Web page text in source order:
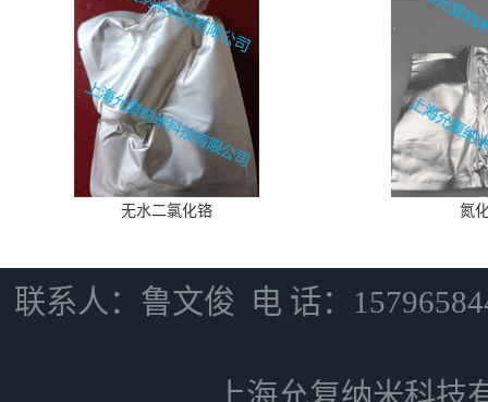
无水二氯化铬 氮
联系人：鲁文俊 电 话：